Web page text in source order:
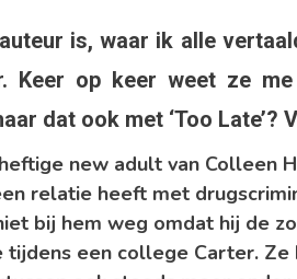
Hoover
,
Scènes
,
New
,
is, waar ik alle
Keer op keer weet ze
dat ook met ‘Too Late’?
new adult van Colleen
relatie heeft met
bij hem weg omdat hij de
een college Carter.